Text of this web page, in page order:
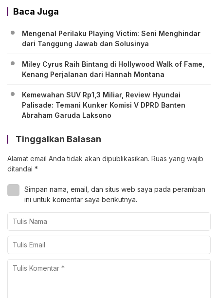
Baca Juga
Mengenal Perilaku Playing Victim: Seni Menghindar
dari Tanggung Jawab dan Solusinya
Miley Cyrus Raih Bintang di Hollywood Walk of Fame,
Kenang Perjalanan dari Hannah Montana
Kemewahan SUV Rp1,3 Miliar, Review Hyundai
Palisade: Temani Kunker Komisi V DPRD Banten
Abraham Garuda Laksono
Tinggalkan Balasan
Alamat email Anda tidak akan dipublikasikan. Ruas yang wajib
ditandai *
Simpan nama, email, dan situs web saya pada peramban
ini untuk komentar saya berikutnya.